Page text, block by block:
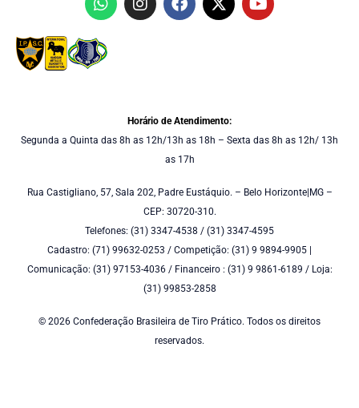
Horário de Atendimento:
Segunda a Quinta das 8h as 12h/13h as 18h – Sexta das 8h as 12h/ 13h
as 17h
Rua Castigliano, 57, Sala 202, Padre Eustáquio. – Belo Horizonte|MG –
CEP: 30720-310.
Telefones: (31) 3347-4538 / (31) 3347-4595
Cadastro: (71) 99632-0253 / Competição: (31) 9 9894-9905 |
Comunicação: (31) 97153-4036 / Financeiro : (31) 9 9861-6189 / Loja:
(31) 99853-2858
© 2026 Confederação Brasileira de Tiro Prático. Todos os direitos
reservados.